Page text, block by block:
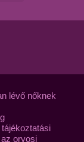
lévő nőknek
orvosi